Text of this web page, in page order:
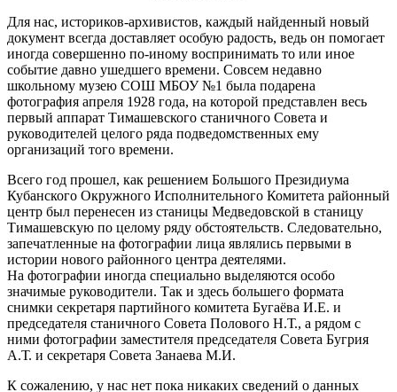
Для нас, историков-архивистов, каждый найденный новый
документ всегда доставляет особую радость, ведь он помогает
иногда совершенно по-иному воспринимать то или иное
событие давно ушедшего времени. Совсем недавно
школьному музею СОШ МБОУ №1 была подарена
фотография апреля 1928 года, на которой представлен весь
первый аппарат Тимашевского станичного Совета и
руководителей целого ряда подведомственных ему
организаций того времени.
Всего год прошел, как решением Большого Президиума
Кубанского Окружного Исполнительного Комитета районный
центр был перенесен из станицы Медведовской в станицу
Тимашевскую по целому ряду обстоятельств. Следовательно,
запечатленные на фотографии лица являлись первыми в
истории нового районного центра деятелями.
На фотографии иногда специально выделяются особо
значимые руководители. Так и здесь большего формата
снимки секретаря партийного комитета Бугаёва И.Е. и
председателя станичного Совета Полового Н.Т., а рядом с
ними фотографии заместителя председателя Совета Бугрия
А.Т. и секретаря Совета Занаева М.И.
К сожалению, у нас нет пока никаких сведений о данных